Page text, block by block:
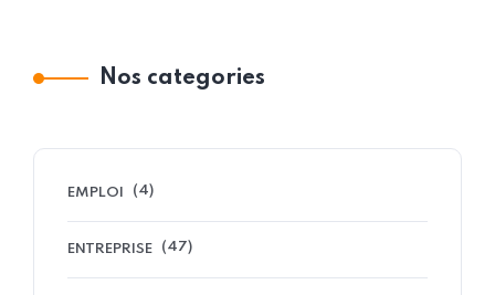
Nos categories
EMPLOI (4)
ENTREPRISE (47)